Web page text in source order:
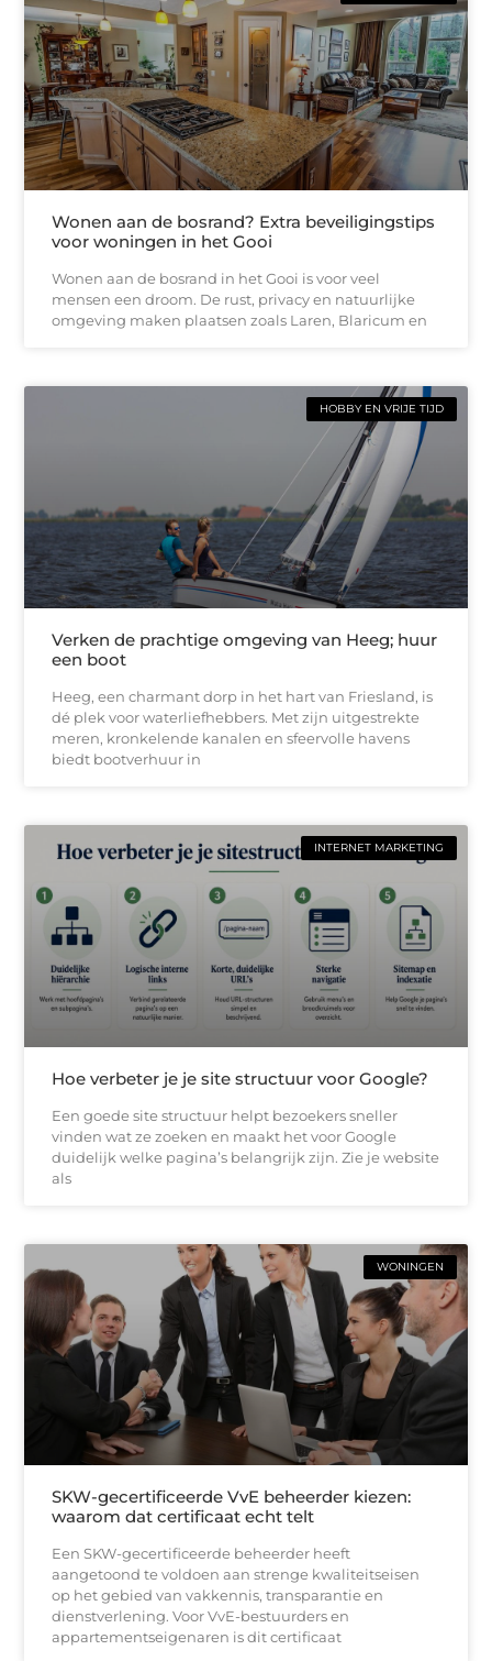
Wonen aan de bosrand? Extra beveiligingstips
voor woningen in het Gooi
Wonen aan de bosrand in het Gooi is voor veel
mensen een droom. De rust, privacy en natuurlijke
omgeving maken plaatsen zoals Laren, Blaricum en
HOBBY EN VRIJE TIJD
Verken de prachtige omgeving van Heeg; huur
een boot
Heeg, een charmant dorp in het hart van Friesland, is
dé plek voor waterliefhebbers. Met zijn uitgestrekte
meren, kronkelende kanalen en sfeervolle havens
biedt bootverhuur in
INTERNET MARKETING
Hoe verbeter je je site structuur voor Google?
Een goede site structuur helpt bezoekers sneller
vinden wat ze zoeken en maakt het voor Google
duidelijk welke pagina’s belangrijk zijn. Zie je website
als
WONINGEN
SKW-gecertificeerde VvE beheerder kiezen:
waarom dat certificaat echt telt
Een SKW-gecertificeerde beheerder heeft
aangetoond te voldoen aan strenge kwaliteitseisen
op het gebied van vakkennis, transparantie en
dienstverlening. Voor VvE-bestuurders en
appartementseigenaren is dit certificaat